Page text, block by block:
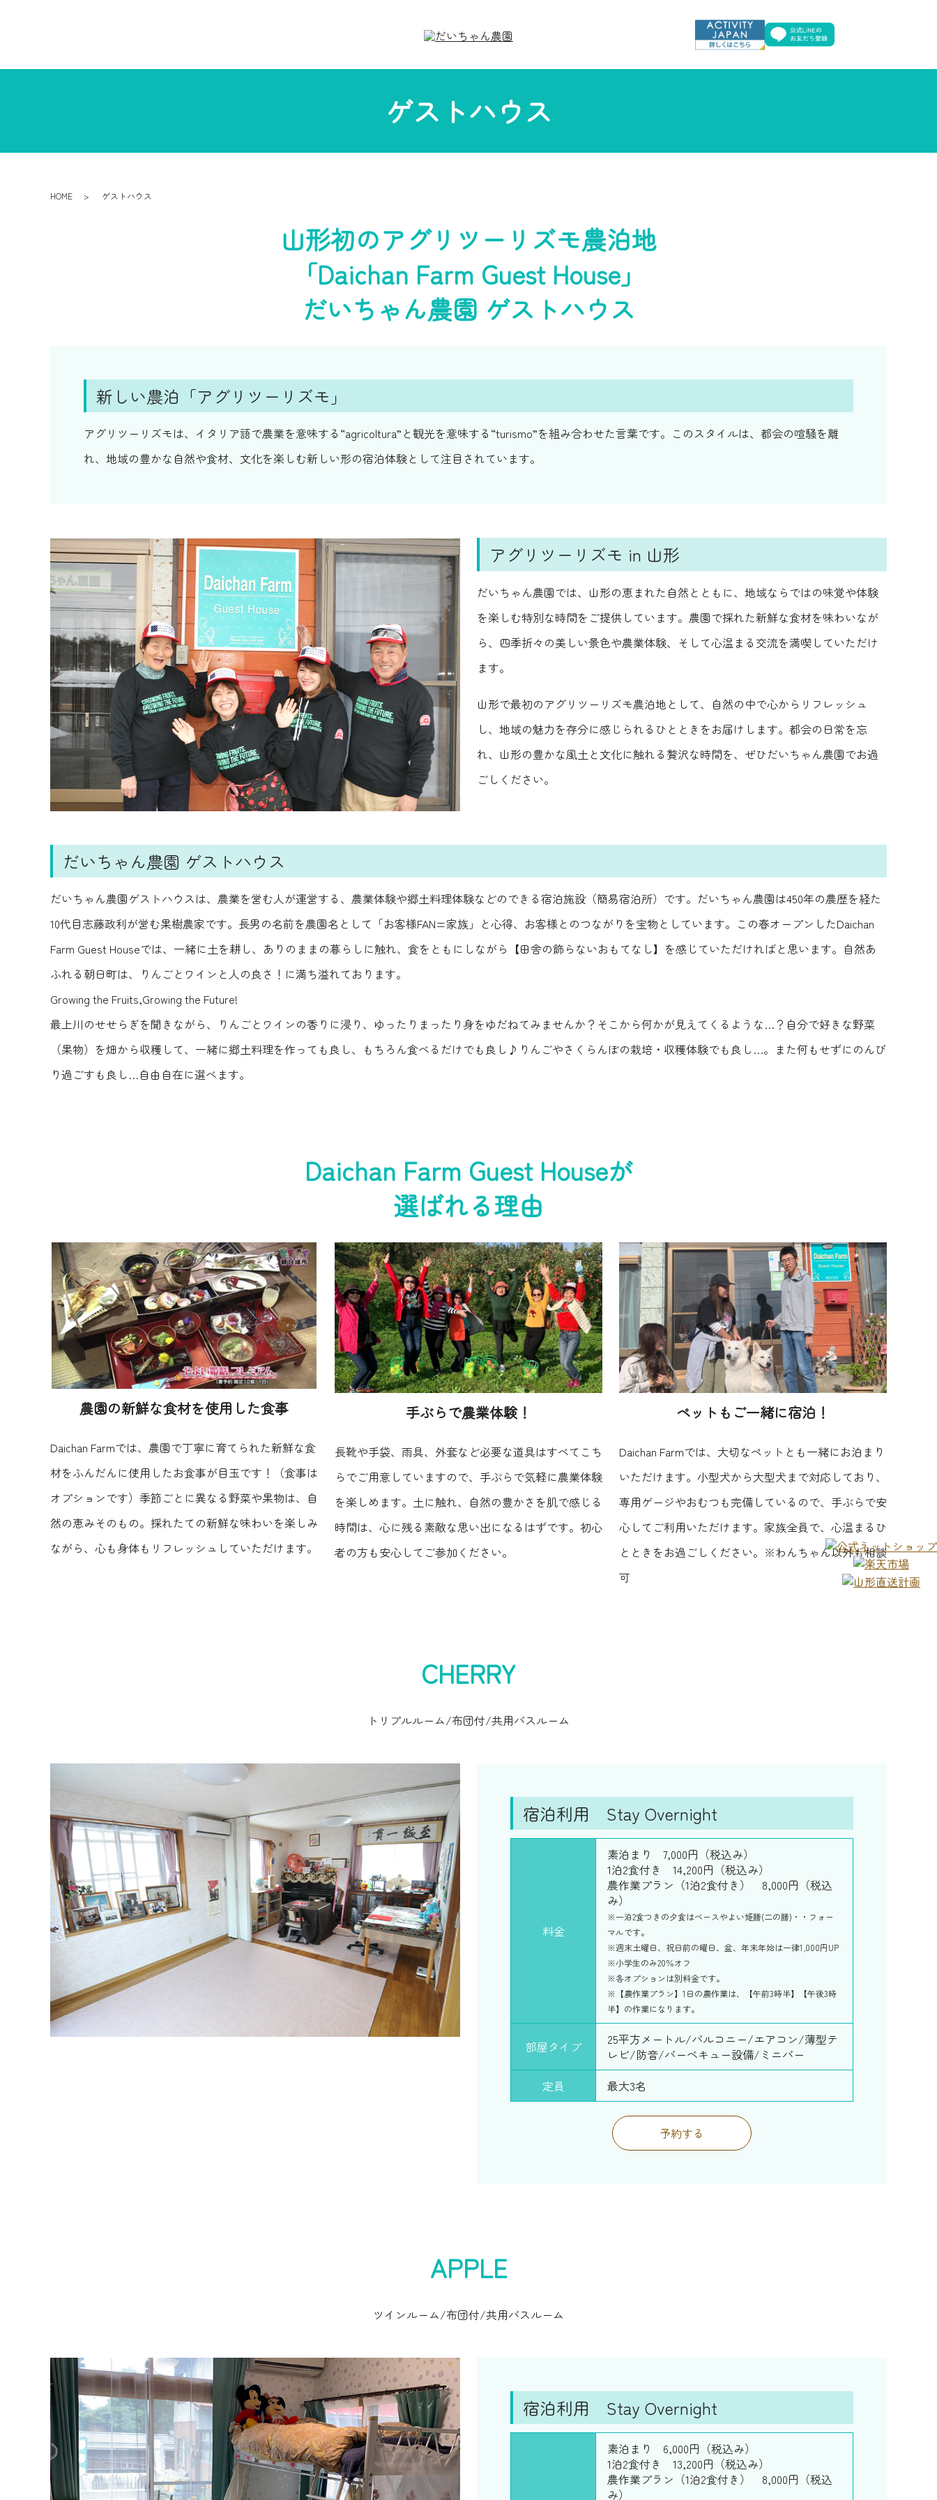
ゲストハウス
HOME ゲストハウス
山形初のアグリツーリズモ農泊地
「Daichan Farm Guest House」
だいちゃん農園 ゲストハウス
新しい農泊「アグリツーリズモ」
アグリツーリズモは、イタリア語で農業を意味する“agricoltura”と観光を意味する“turismo”を組み合わせた言葉です。このスタイルは、都会の喧騒を離
れ、地域の豊かな自然や食材、文化を楽しむ新しい形の宿泊体験として注目されています。
アグリツーリズモ in 山形
だいちゃん農園では、山形の恵まれた自然とともに、地域ならではの味覚や体験
を楽しむ特別な時間をご提供しています。農園で採れた新鮮な食材を味わいなが
ら、四季折々の美しい景色や農業体験、そして心温まる交流を満喫していただけ
ます。
山形で最初のアグリツーリズモ農泊地として、自然の中で心からリフレッシュ
し、地域の魅力を存分に感じられるひとときをお届けします。都会の日常を忘
れ、山形の豊かな風土と文化に触れる贅沢な時間を、ぜひだいちゃん農園でお過
ごしください。
だいちゃん農園 ゲストハウス
だいちゃん農園ゲストハウスは、農業を営む人が運営する、農業体験や郷土料理体験などのできる宿泊施設（簡易宿泊所）です。だいちゃん農園は450年の農歴を経た
10代目志藤政利が営む果樹農家です。長男の名前を農園名として「お客様FAN=家族」と心得、お客様とのつながりを宝物としています。この春オープンしたDaichan
Farm Guest Houseでは、一緒に土を耕し、ありのままの暮らしに触れ、食をともにしながら【田舎の飾らないおもてなし】を感じていただければと思います。自然あ
ふれる朝日町は、りんごとワインと人の良さ！に満ち溢れております。
Growing the Fruits,Growing the Future!
最上川のせせらぎを聞きながら、りんごとワインの香りに浸り、ゆったりまったり身をゆだねてみませんか？そこから何かが見えてくるような…？自分で好きな野菜
（果物）を畑から収穫して、一緒に郷土料理を作っても良し、もちろん食べるだけでも良し♪りんごやさくらんぼの栽培・収穫体験でも良し…。また何もせずにのんび
り過ごすも良し…自由自在に選べます。
Daichan Farm Guest Houseが
選ばれる理由
農園の新鮮な食材を使用した食事
Daichan Farmでは、農園で丁寧に育てられた新鮮な食
材をふんだんに使用したお食事が目玉です！（食事は
オプションです）季節ごとに異なる野菜や果物は、自
然の恵みそのもの。採れたての新鮮な味わいを楽しみ
ながら、心も身体もリフレッシュしていただけます。
手ぶらで農業体験！
長靴や手袋、雨具、外套など必要な道具はすべてこち
らでご用意していますので、手ぶらで気軽に農業体験
を楽しめます。土に触れ、自然の豊かさを肌で感じる
時間は、心に残る素敵な思い出になるはずです。初心
者の方も安心してご参加ください。
ペットもご一緒に宿泊！
Daichan Farmでは、大切なペットとも一緒にお泊まり
いただけます。小型犬から大型犬まで対応しており、
専用ゲージやおむつも完備しているので、手ぶらで安
心してご利用いただけます。家族全員で、心温まるひ
とときをお過ごしください。※わんちゃん以外も相談
可
CHERRY
トリプルルーム/布団付/共用バスルーム
宿泊利用 Stay Overnight
料金
素泊まり 7,000円（税込み）
1泊2食付き 14,200円（税込み）
農作業プラン（1泊2食付き） 8,000円（税込
み）
※一泊2食つきの夕食はベースやよい姫膳(二の膳)・・フォー
マルです。
※週末土曜日、祝日前の曜日、盆、年末年始は一律1,000円UP
※小学生のみ20％オフ
※各オプションは別料金です。
※【農作業プラン】1日の農作業は、【午前3時半】【午後3時
半】の作業になります。
部屋タイプ
25平方メートル/バルコニー/エアコン/薄型テ
レビ/防音/バーベキュー設備/ミニバー
定員
最大3名
予約する
APPLE
ツインルーム/布団付/共用バスルーム
宿泊利用 Stay Overnight
素泊まり 6,000円（税込み）
1泊2食付き 13,200円（税込み）
農作業プラン（1泊2食付き） 8,000円（税込
み）